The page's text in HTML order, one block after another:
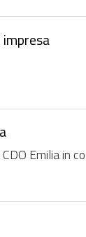
impresa
Emilia in